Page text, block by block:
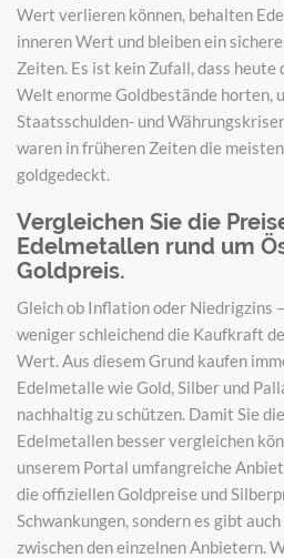
Wert verlieren können, behalten
inneren Wert und bleiben ein
Zeiten. Es ist kein Zufall, dass
Welt enorme Goldbestände horten,
Staatsschulden- und
waren in früheren Zeiten die
goldgedeckt.
Vergleichen Sie die
Edelmetallen rund um
Goldpreis.
Gleich ob Inflation oder Niedrigzins
weniger schleichend die Kaufkraft
Wert. Aus diesem Grund kaufen
Edelmetalle wie Gold, Silber und
nachhaltig zu schützen. Damit Sie
Edelmetallen besser vergleichen
unserem Portal umfangreiche
die offiziellen Goldpreise und
Schwankungen, sondern es gibt
zwischen den einzelnen Anbietern.